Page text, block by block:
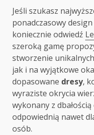
Jeśli szukasz
ponadczasowy
koniecznie odwiedź
szeroką gamę
stworzenie
jak i na wyjątkowe
dopasowane dresy,
wyraziste okrycia
wykonany z
odpowiednią nawet
osób.